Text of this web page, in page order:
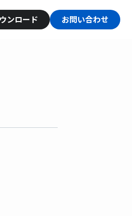
ンロード お問い合わせ